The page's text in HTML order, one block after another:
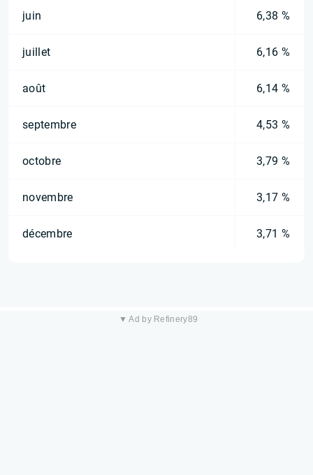
juin 6,38 %
juillet 6,16 %
août 6,14 %
septembre 4,53 %
octobre 3,79 %
novembre 3,17 %
décembre 3,71 %
▼ Ad by Refinery89